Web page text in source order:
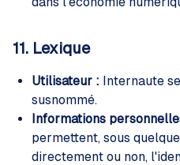
11. Lexique
Utilisateur : Internaute
susnommé.
Informations
permettent, sous
directement ou non,